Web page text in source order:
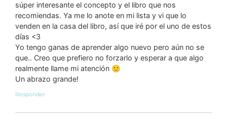
súper interesante el concepto y el libro que nos
recomiendas. Ya me lo anote en mi lista y vi que lo
venden en la casa del libro, así que iré por el uno de estos
días <3
Yo tengo ganas de aprender algo nuevo pero aún no se
que.. Creo que prefiero no forzarlo y esperar a que algo
realmente llame mi atención 🙂
Un abrazo grande!
Responder